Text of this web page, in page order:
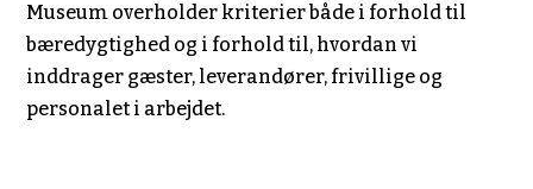
Museum overholder kriterier både i forhold til
bæredygtighed og i forhold til, hvordan vi
inddrager gæster, leverandører, frivillige og
personalet i arbejdet.